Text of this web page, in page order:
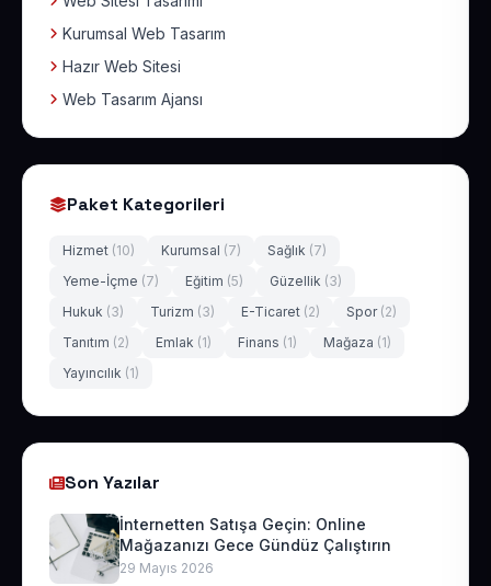
Kurumsal Web Tasarım
Hazır Web Sitesi
Web Tasarım Ajansı
Paket Kategorileri
Hizmet (10) Kurumsal (7) Sağlık (7)
Yeme-İçme (7) Eğitim (5) Güzellik (3)
Hukuk (3) Turizm (3) E-Ticaret (2) Spor (2)
Tanıtım (2) Emlak (1) Finans (1) Mağaza (1)
Yayıncılık (1)
Son Yazılar
İnternetten Satışa Geçin: Online
Mağazanızı Gece Gündüz Çalıştırın
29 Mayıs 2026